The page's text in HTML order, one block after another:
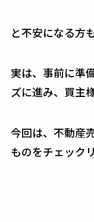
と不安になる方
実は、事前に準
ズに進み、買主
今回は、不動産
ものをチェック